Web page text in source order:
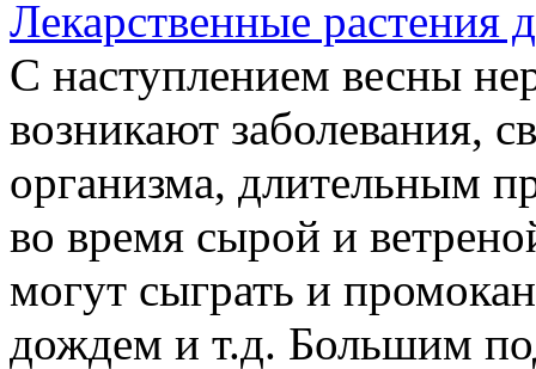
Лекарственные растения
С наступлением весны
возникают заболевания,
организма, длительным
во время сырой и
могут сыграть и
дождем и т.д. Большим